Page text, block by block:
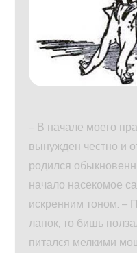
– В начале моего
вынужден честно и
родился
начало насекомое
искренним тоном. –
лапок, то бишь
питался мелкими